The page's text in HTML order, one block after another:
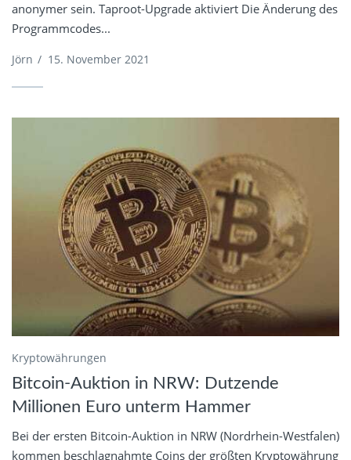
anonymer sein. Taproot-Upgrade aktiviert Die Änderung des
Programmcodes...
Jörn / 15. November 2021
Kryptowährungen
Bitcoin-Auktion in NRW: Dutzende
Millionen Euro unterm Hammer
Bei der ersten Bitcoin-Auktion in NRW (Nordrhein-Westfalen)
kommen beschlagnahmte Coins der größten Kryptowährung